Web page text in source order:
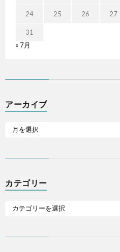
24 25 26 27
31
« 7月
アーカイブ
カテゴリー